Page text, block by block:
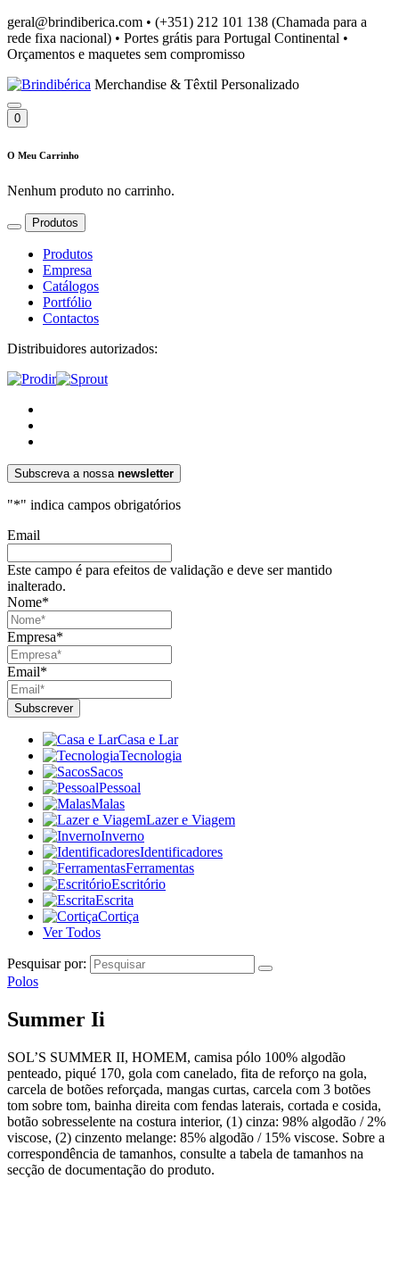
geral@brindiberica.com • (+351) 212 101 138 (Chamada para a
rede fixa nacional) • Portes grátis para Portugal Continental •
Orçamentos e maquetes sem compromisso
Merchandise & Têxtil Personalizado
0
O Meu Carrinho
Nenhum produto no carrinho.
Produtos
Produtos
Empresa
Catálogos
Portfólio
Contactos
Distribuidores autorizados:
Subscreva a nossa newsletter
"*" indica campos obrigatórios
Email
Este campo é para efeitos de validação e deve ser mantido
inalterado.
Nome*
Empresa*
Email*
Casa e Lar
Tecnologia
Sacos
Pessoal
Malas
Lazer e Viagem
Inverno
Identificadores
Ferramentas
Escritório
Escrita
Cortiça
Ver Todos
Pesquisar por:
Polos
Summer Ii
SOL’S SUMMER II, HOMEM, camisa pólo 100% algodão
penteado, piqué 170, gola com canelado, fita de reforço na gola,
carcela de botões reforçada, mangas curtas, carcela com 3 botões
tom sobre tom, bainha direita com fendas laterais, cortada e cosida,
botão sobresselente na costura interior, (1) cinza: 98% algodão / 2%
viscose, (2) cinzento melange: 85% algodão / 15% viscose. Sobre a
correspondência de tamanhos, consulte a tabela de tamanhos na
secção de documentação do produto.